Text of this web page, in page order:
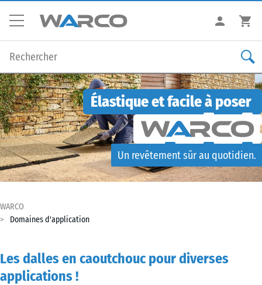
Élastique et facile à poser
Un revêtement sûr au quotidien.
WARCO
Domaines d'application
Les dalles en caoutchouc pour diverses
applications !